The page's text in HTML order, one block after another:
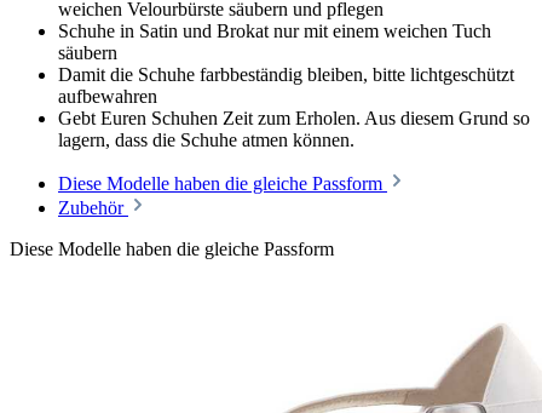
weichen Velourbürste säubern und pflegen
Schuhe in Satin und Brokat nur mit einem weichen Tuch
säubern
Damit die Schuhe farbbeständig bleiben, bitte lichtgeschützt
aufbewahren
Gebt Euren Schuhen Zeit zum Erholen. Aus diesem Grund so
lagern, dass die Schuhe atmen können.
Diese Modelle haben die gleiche Passform
Zubehör
Diese Modelle haben die gleiche Passform